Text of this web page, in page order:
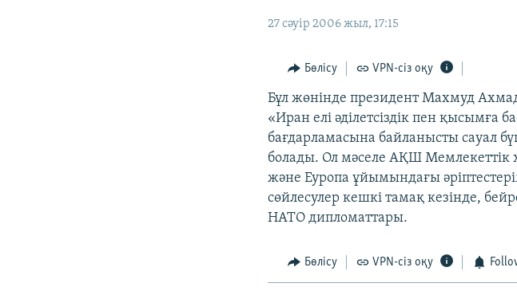
27 сәуір 2006 жыл, 17:15
Бөлісу VPN-сіз оқу
Бұл жөнінде президент Махмуд
«Иран елі әділетсіздік пен қысымға
бағдарламасына байланысты сауал
болады. Ол мәселе АҚШ
және Еуропа ұйымындағы
сөйлесулер кешкі тамақ кезінде,
НАТО дипломаттары.
Бөлісу VPN-сіз оқу